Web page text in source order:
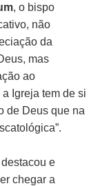
, o bispo
não
da
mas
ao
Igreja tem de si
de Deus que na
e
chegar a